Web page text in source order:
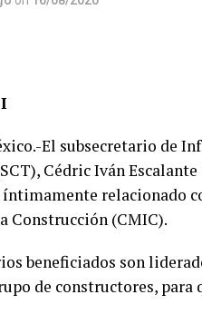
El subsecretario de
Cédric Iván
relacionado
Construcción (CMIC).
beneficiados son
de constructores, para